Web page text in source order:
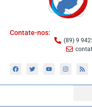
Contate-nos:
(89) 9